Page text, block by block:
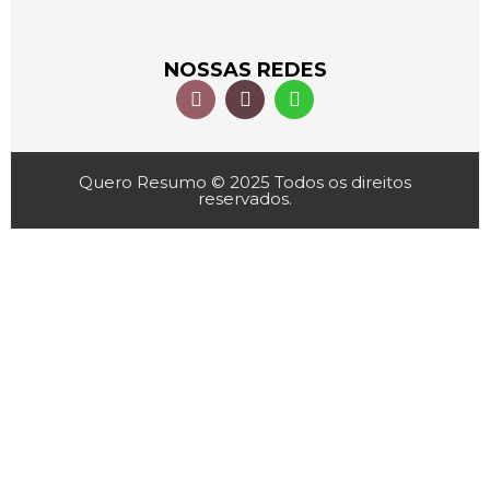
NOSSAS REDES
Quero Resumo © 2025 Todos os direitos
reservados.